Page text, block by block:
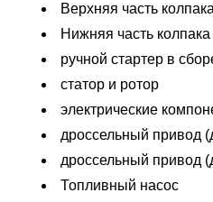
Верхняя часть колпака
Нижняя часть колпака
ручной стартер в
статор и ротор
электрические
дроссельный привод
дроссельный привод
Топливный насос